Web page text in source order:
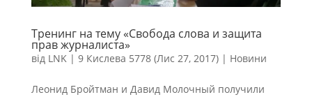
Тренинг на тему «Свобода слова и защита
прав журналиста»
від LNK| 9 Кислева 5778 (Лис 27, 2017)| Новини
Леонид Бройтман и Давид Молочный получили